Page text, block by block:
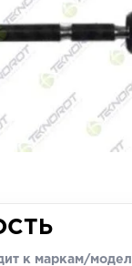
к маркам/